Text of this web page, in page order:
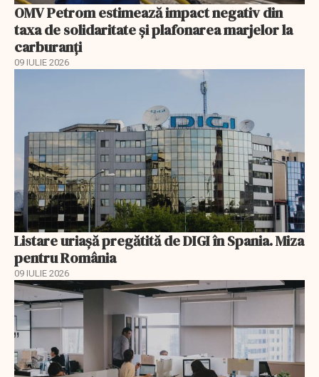
OMV Petrom estimează impact negativ din
taxa de solidaritate și plafonarea marjelor la
carburanți
09 IULIE 2026
Listare uriașă pregătită de DIGI în Spania. Miza
pentru România
09 IULIE 2026